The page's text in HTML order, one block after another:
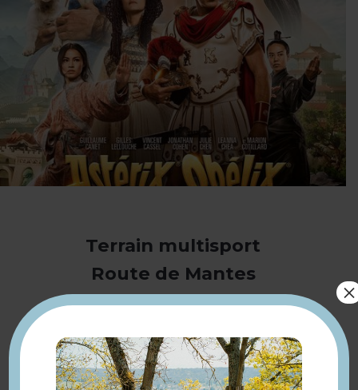
Terrain multisport
Route de Mantes
78200 Soindres
www.destination-yvelines.fr
Accueil à partir de 20h.
×